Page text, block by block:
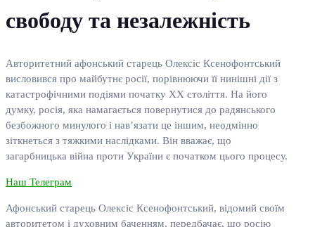
свободу та незалежність
Авторитетний афонський старець Олексіс Ксенофонтський
висловився про майбутнє росії, порівнюючи її нинішні дії з
катастрофічними подіями початку ХХ століття. На його
думку, росія, яка намагається повернутися до радянського
безбожного минулого і нав’язати це іншим, неодмінно
зіткнеться з тяжкими наслідками. Він вважає, що
загарбницька війна проти України є початком цього процесу.
Наш Телеграм
Афонський старець Олексіс Ксенофонтський, відомий своїм
авторитетом і духовним баченням, передбачає, що росію